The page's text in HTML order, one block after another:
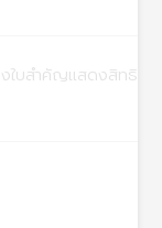
ใบสำคัญแสดงสิทธิ